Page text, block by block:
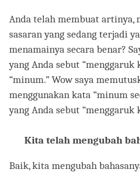
Anda telah membuat artinya,
sasaran yang sedang terjadi
menamainya secara benar?
yang Anda sebut “menggaruk
“minum.” Wow saya
menggunakan kata “minum
yang Anda sebut “menggaruk
Kita telah mengubah
Baik, kita mengubah